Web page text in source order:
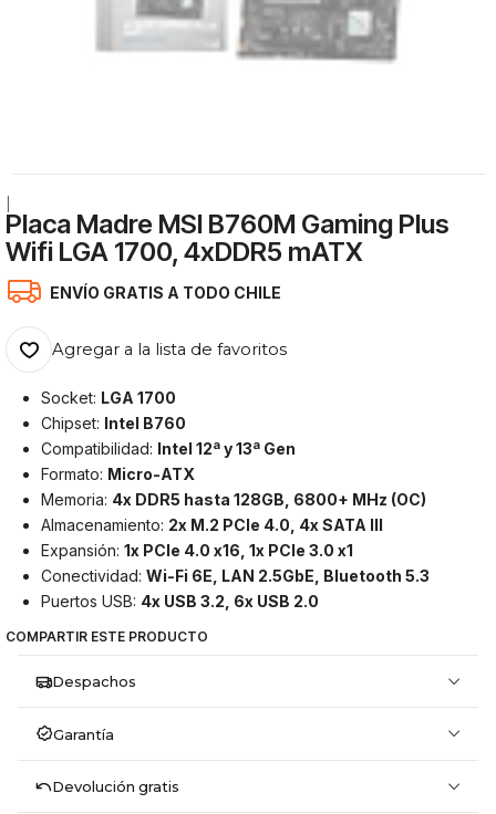
Placa Madre MSI B760M Gaming Plus
Wifi LGA 1700, 4xDDR5 mATX
ENVÍO GRATIS A TODO CHILE
Agregar a la lista de favoritos
Socket: LGA 1700
Chipset: Intel B760
Compatibilidad: Intel 12ª y 13ª Gen
Formato: Micro-ATX
Memoria: 4x DDR5 hasta 128GB, 6800+ MHz (OC)
Almacenamiento: 2x M.2 PCIe 4.0, 4x SATA III
Expansión:1x PCIe 4.0 x16, 1x PCIe 3.0 x1
Conectividad:Wi-Fi 6E, LAN 2.5GbE, Bluetooth 5.3
Puertos USB: 4x USB 3.2, 6x USB 2.0
COMPARTIR ESTE PRODUCTO
Despachos
Garantía
Devolución gratis